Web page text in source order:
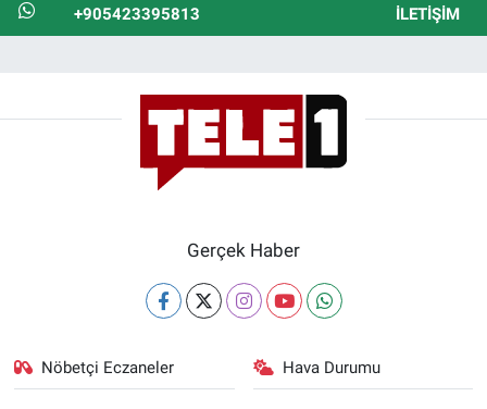
+905423395813 İLETIŞIM
Gerçek Haber
Nöbetçi Eczaneler Hava Durumu